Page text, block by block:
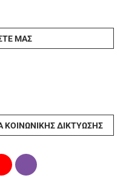
ΜΑΣ
ΔΙΚΤΎΩΣΗΣ